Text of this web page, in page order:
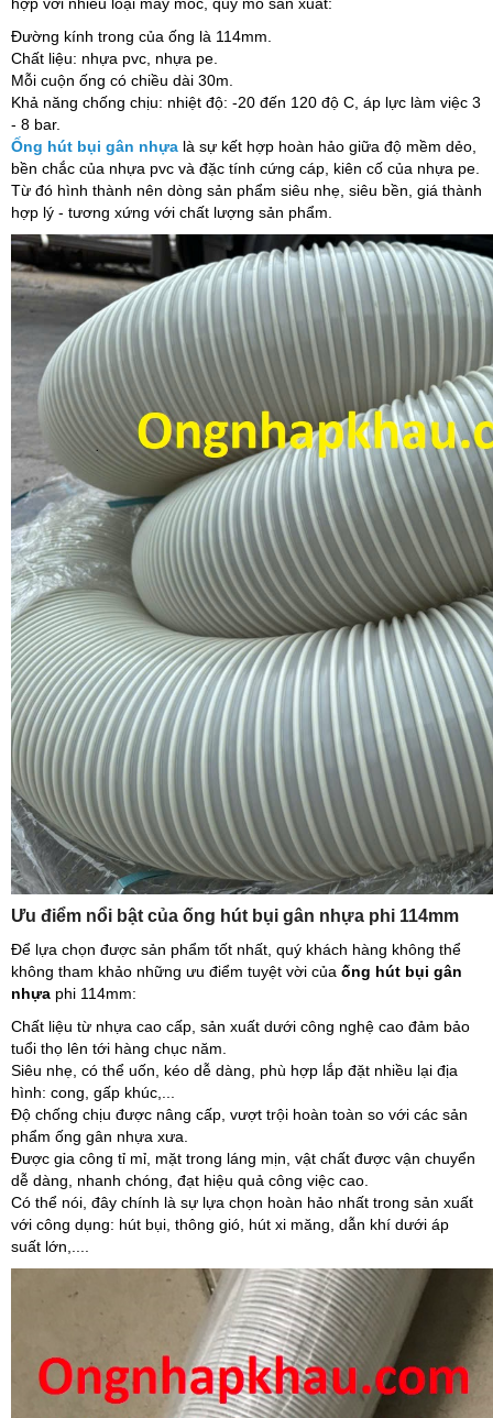
Đường kính trong của ống là 114mm.
Chất liệu: nhựa pvc, nhựa pe.
Mỗi cuộn ống có chiều dài 30m.
Khả năng chống chịu: nhiệt độ: -20 đến 120 độ C, áp lực làm việc 3
- 8 bar.
Ống hút bụi gân nhựa là sự kết hợp hoàn hảo giữa độ mềm dẻo,
bền chắc của nhựa pvc và đặc tính cứng cáp, kiên cố của nhựa pe.
Từ đó hình thành nên dòng sản phẩm siêu nhẹ, siêu bền, giá thành
hợp lý - tương xứng với chất lượng sản phẩm.
Ưu điểm nổi bật của ống hút bụi gân nhựa phi 114mm
Để lựa chọn được sản phẩm tốt nhất, quý khách hàng không thể
không tham khảo những ưu điểm tuyệt vời của ống hút bụi gân
nhựa phi 114mm:
Chất liệu từ nhựa cao cấp, sản xuất dưới công nghệ cao đảm bảo
tuổi thọ lên tới hàng chục năm.
Siêu nhẹ, có thể uốn, kéo dễ dàng, phù hợp lắp đặt nhiều lại địa
hình: cong, gấp khúc,...
Độ chống chịu được nâng cấp, vượt trội hoàn toàn so với các sản
phẩm ống gân nhựa xưa.
Được gia công tỉ mỉ, mặt trong láng mịn, vật chất được vận chuyển
dễ dàng, nhanh chóng, đạt hiệu quả công việc cao.
Có thể nói, đây chính là sự lựa chọn hoàn hảo nhất trong sản xuất
với công dụng: hút bụi, thông gió, hút xi măng, dẫn khí dưới áp
suất lớn,....